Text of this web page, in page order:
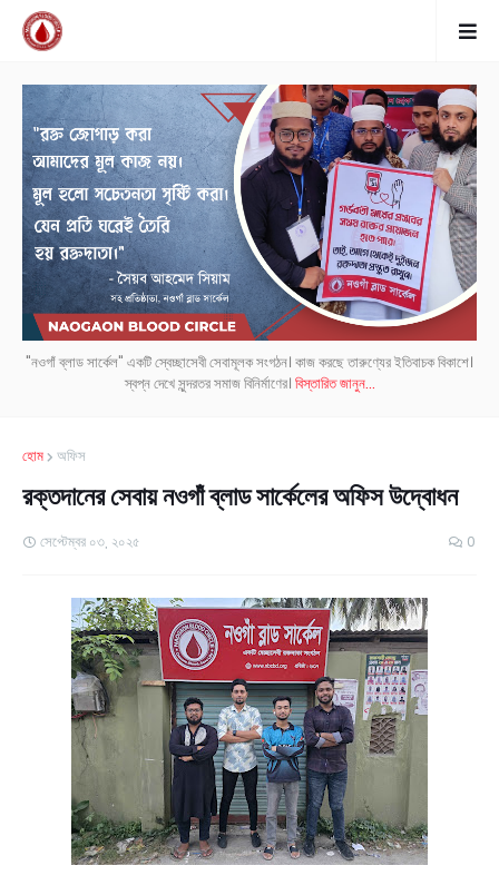
"নওগাঁ ব্লাড সার্কেল" একটি স্বেচ্ছাসেবী সেবামূলক সংগঠন। কাজ করছে তারুণ্যের ইতিবাচক বিকাশে।
স্বপ্ন দেখে সুন্দরতর সমাজ বিনির্মাণের। বিস্তারিত জানুন...
হোম অফিস
রক্তদানের সেবায় নওগাঁ ব্লাড সার্কেলের অফিস উদ্বোধন
সেপ্টেম্বর ০৩, ২০২৫ 0